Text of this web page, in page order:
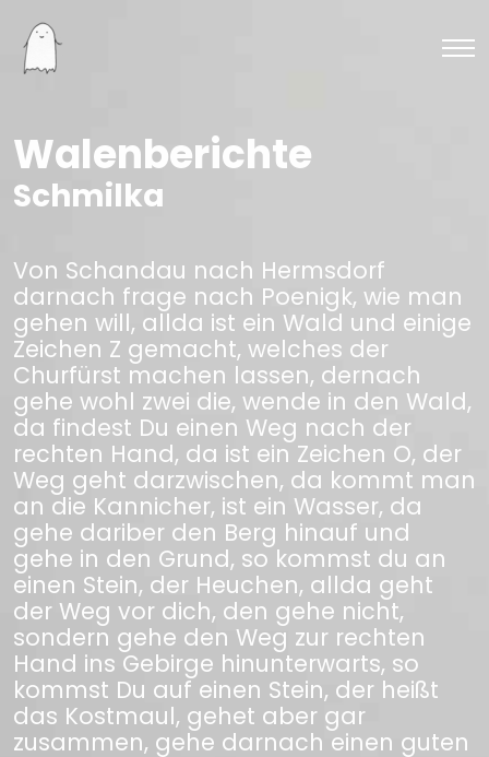
Walenberichte
Schmilka
Von Schandau nach Hermsdorf
darnach frage nach Poenigk, wie man
gehen will, allda ist ein Wald und einige
Zeichen Z gemacht, welches der
Churfürst machen lassen, dernach
gehe wohl zwei die, wende in den Wald,
da findest Du einen Weg nach der
rechten Hand, da ist ein Zeichen O, der
Weg geht darzwischen, da kommt man
an die Kannicher, ist ein Wasser, da
gehe dariber den Berg hinauf und
gehe in den Grund, so kommst du an
einen Stein, der Heuchen, allda geht
der Weg vor dich, den gehe nicht,
sondern gehe den Weg zur rechten
Hand ins Gebirge hinunterwarts, so
kommst Du auf einen Stein, der heißt
das Kostmaul, gehet aber gar
zusammen, gehe darnach einen guten